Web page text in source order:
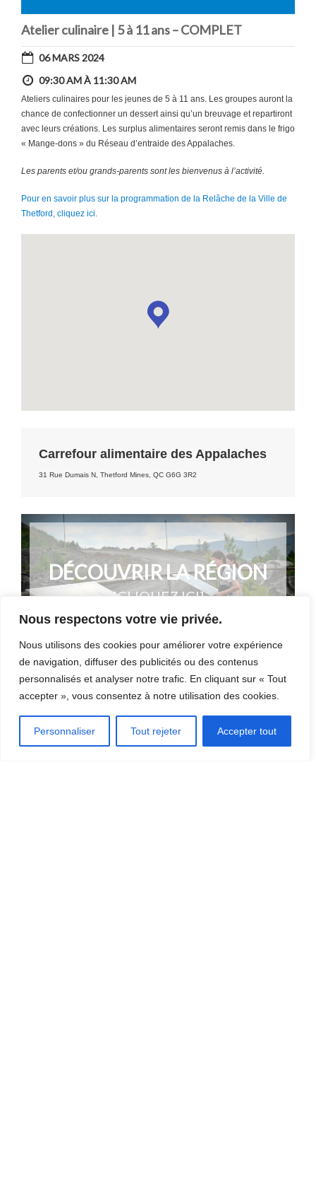
Nous respectons votre vie privée.
Nous utilisons des cookies pour améliorer votre expérience
de navigation, diffuser des publicités ou des contenus
personnalisés et analyser notre trafic. En cliquant sur « Tout
accepter », vous consentez à notre utilisation des cookies.
Personnaliser Tout rejeter Accepter tout
Atelier culinaire | 5 à 11 ans – COMPLET
06 MARS 2024
09:30 AM À 11:30 AM
Ateliers culinaires pour les jeunes de 5 à 11 ans. Les groupes auront la
chance de confectionner un dessert ainsi qu’un breuvage et repartiront
avec leurs créations. Les surplus alimentaires seront remis dans le frigo
« Mange-dons » du Réseau d’entraide des Appalaches.
Les parents et/ou grands-parents sont les bienvenus à l’activité.
Pour en savoir plus sur la programmation de la Relâche de la Ville de
Thetford, cliquez ici.
Carrefour alimentaire des Appalaches
31 Rue Dumais N, Thetford Mines, QC G6G 3R2
DÉCOUVRIR LA RÉGION
[CLIQUEZ ICI]
OÙ MANGER?